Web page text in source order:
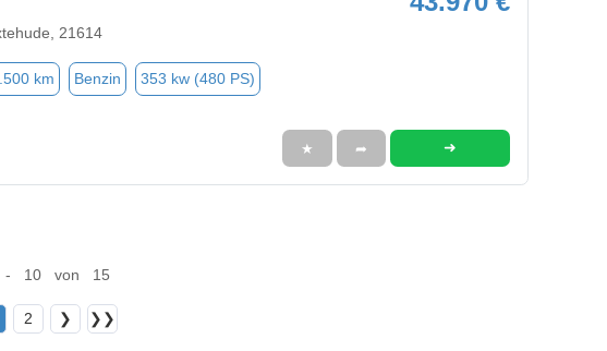
21614
km Benzin 353 kw (480 PS)
★ ➦ ➜
10 von 15
2 ❯ ❯❯